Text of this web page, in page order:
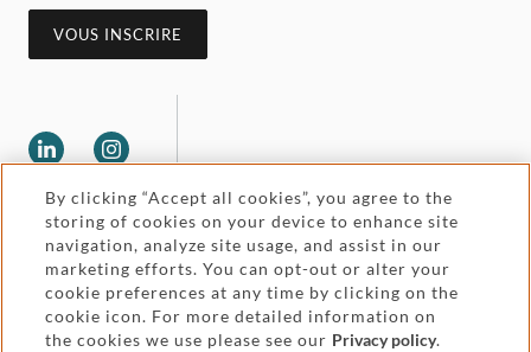
VOUS INSCRIRE
Legal and regulatory
Price and service
information
Accessibility
Attorney advertising
By clicking “Accept all cookies”, you agree to the
storing of cookies on your device to enhance site
navigation, analyze site usage, and assist in our
marketing efforts. You can opt-out or alter your
cookie preferences at any time by clicking on the
cookie icon. For more detailed information on
the cookies we use please see our Privacy policy.